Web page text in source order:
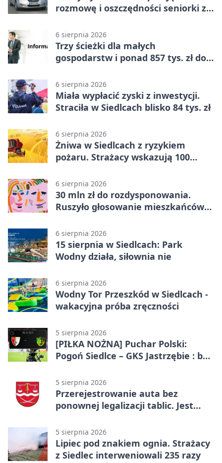
rozmowę i oszczędności seniorki z
6 sierpnia 2026
Trzy ścieżki dla małych
gospodarstw i ponad 857 tys. zł do
6 sierpnia 2026
Miała wypłacić zyski z inwestycji.
Straciła w Siedlcach blisko 84 tys. zł
6 sierpnia 2026
Żniwa w Siedlcach z ryzykiem
pożaru. Strażacy wskazują 100
6 sierpnia 2026
30 mln zł do rozdysponowania.
Ruszyło głosowanie mieszkańców
6 sierpnia 2026
15 sierpnia w Siedlcach: Park
Wodny działa, siłownia nie
6 sierpnia 2026
Wodny Tor Przeszkód w Siedlcach -
wakacyjna próba zręczności
5 sierpnia 2026
[PIŁKA NOŻNA] Puchar Polski:
Pogoń Siedlce – GKS Jastrzębie : bez
5 sierpnia 2026
Przerejestrowanie auta bez
ponownej legalizacji tablic. Jest
5 sierpnia 2026
Lipiec pod znakiem ognia. Strażacy
z Siedlec interweniowali 235 razy